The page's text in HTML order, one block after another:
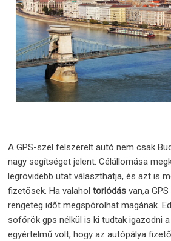
A GPS-szel felszerelt autó nem csak
nagy segítséget jelent. Célállomása
legrövidebb utat választhatja, és azt is
fizetősek. Ha valaholtorlódás van,a
rengeteg időt megspórolhat magának.
sofőrök gps nélkül is ki tudtak igazodni
egyértelmű volt, hogy az autópálya